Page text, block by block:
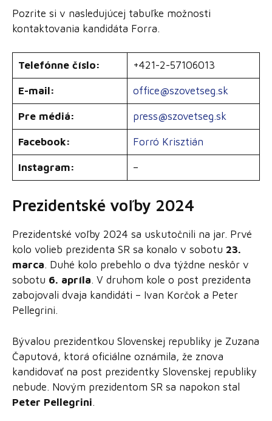
Pozrite si v nasledujúcej tabuľke možnosti
kontaktovania kandidáta Forra.
Telefónne číslo: +421-2-57106013
E-mail: office@szovetseg.sk
Pre médiá: press@szovetseg.sk
Facebook: Forró Krisztián
Instagram: –
Prezidentské voľby 2024
Prezidentské voľby 2024 sa uskutočnili na jar. Prvé
kolo volieb prezidenta SR sa konalo v sobotu 23.
marca. Duhé kolo prebehlo o dva týždne neskôr v
sobotu 6. apríla. V druhom kole o post prezidenta
zabojovali dvaja kandidáti – Ivan Korčok a Peter
Pellegrini.
Bývalou prezidentkou Slovenskej republiky je Zuzana
Čaputová, ktorá oficiálne oznámila, že znova
kandidovať na post prezidentky Slovenskej republiky
nebude. Novým prezidentom SR sa napokon stal
Peter Pellegrini.